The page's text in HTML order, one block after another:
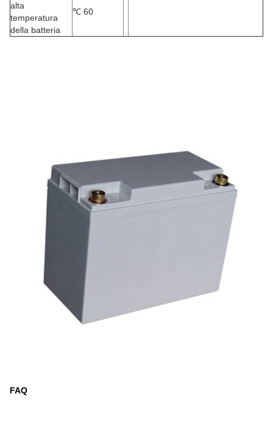
alta
temperatura
della batteria
℃ 60
FAQ